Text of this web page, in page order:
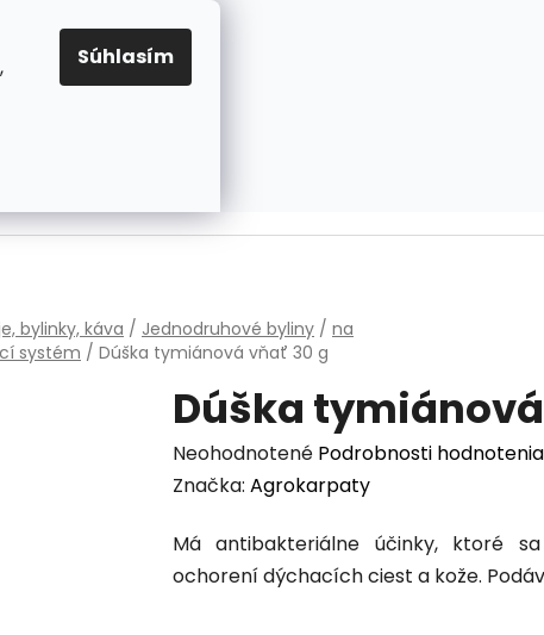
Súhlasím
PRAVIDLÁ PRE COOKIES
EUR
bylinky, káva / Jednodruhové byliny / na
systém / Dúška tymiánová vňať 30 g
Dúška
Priemerné
hodnotenie
je
0,0
Neohodnotené Podrobnosti hodnotenia
Značka: Agrokarpaty
Má antibakteriálne účinky, ktoré
ochorení dýchacích ciest a kože.